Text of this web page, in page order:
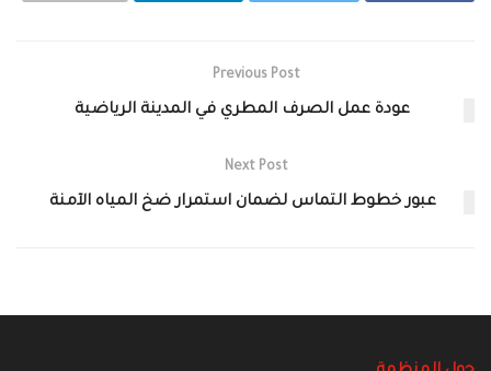
Previous Post
عودة عمل الصرف المطري في المدينة الرياضية
Next Post
عبور خطوط التماس لضمان استمرار ضخ المياه الآمنة